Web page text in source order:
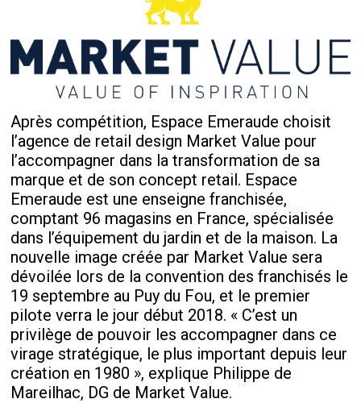
Après compétition, Espace Emeraude choisit
l’agence de retail design Market Value pour
l’accompagner dans la transformation de sa
marque et de son concept retail. Espace
Emeraude est une enseigne franchisée,
comptant 96 magasins en France, spécialisée
dans l’équipement du jardin et de la maison. La
nouvelle image créée par Market Value sera
dévoilée lors de la convention des franchisés le
19 septembre au Puy du Fou, et le premier
pilote verra le jour début 2018. « C’est un
privilège de pouvoir les accompagner dans ce
virage stratégique, le plus important depuis leur
création en 1980 », explique Philippe de
Mareilhac, DG de Market Value.